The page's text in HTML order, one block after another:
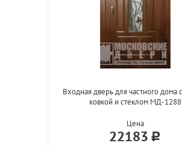
Входная дверь для частного
ковкой и стеклом МД-1288
Цена
22183